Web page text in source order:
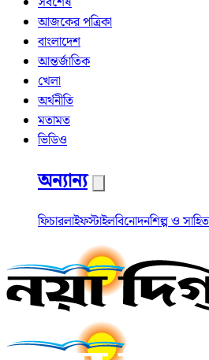
আজকের পত্রিকা
বাংলাদেশ
আন্তর্জাতিক
খেলা
অর্থনীতি
মতামত
ভিডিও
অন্যান্য
ফিচারলাইফস্টাইলবিনোদনশিল্প ও